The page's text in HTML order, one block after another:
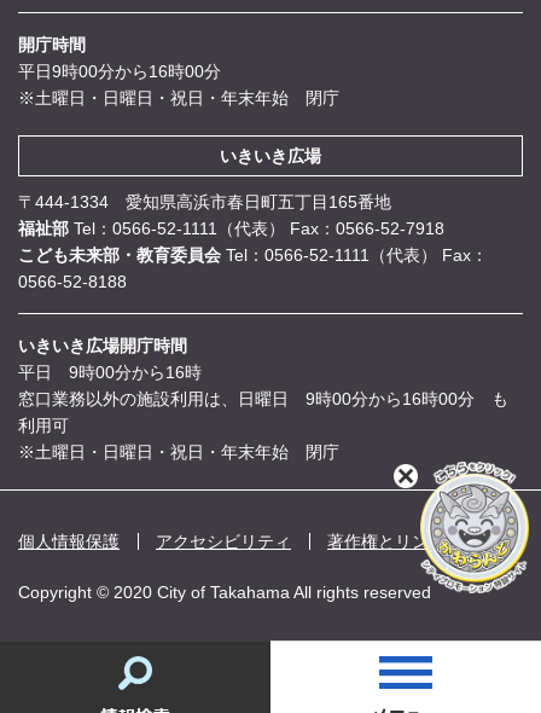
開庁時間
平日9時00分から16時00分
※土曜日・日曜日・祝日・年末年始 閉庁
いきいき広場
〒444-1334 愛知県高浜市春日町五丁目165番地
福祉部 Tel：0566-52-1111（代表）
Fax：0566-52-7918
こども未来部・教育委員会 Tel：0566-52-1111（代表）
Fax：
0566-52-8188
いきいき広場開庁時間
平日 9時00分から16時
窓口業務以外の施設利用は、日曜日 9時00分から16時00分 も
利用可
※土曜日・日曜日・祝日・年末年始 閉庁
個人情報保護 アクセシビリティ 著作権とリンク
Copyright © 2020 City of Takahama All rights reserved
閉